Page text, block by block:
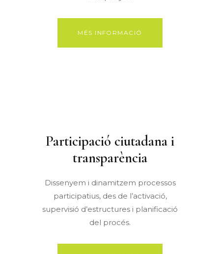
MÉS INFORMACIÓ
Participació ciutadana i
transparència
Dissenyem i dinamitzem processos
participatius, des de l’activació,
supervisió d’estructures i planificació
del procés.